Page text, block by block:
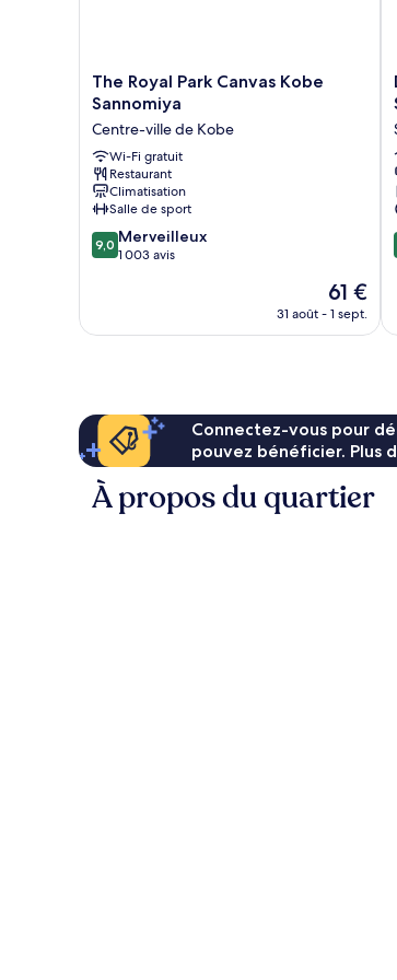
The
Royal
Canvas
Kobe
Sannomiya
Centre-
ville
de
Kobe
The Royal Park Canvas Kobe
Sannomiya
Centre-ville de Kobe
Wi-Fi gratuit
Restaurant
Climatisation
Salle de sport
9.0
sur
9,0 Merveilleux
1 003 avis
Le
nouveau
prix
61 €
31 août - 1 sept.
Connectez-vous pour
pouvez bénéficier. Plus
À propos du quartier